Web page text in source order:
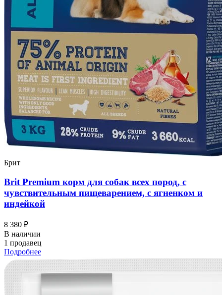
Брит
Brit Premium корм для собак всех пород, с
чувствительным пищеварением, с ягненком и
индейкой
8 380 ₽
В наличии
1 продавец
Подробнее